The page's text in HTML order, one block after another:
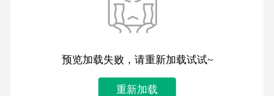
预览加载失败，请重新加载试试~
重新加载